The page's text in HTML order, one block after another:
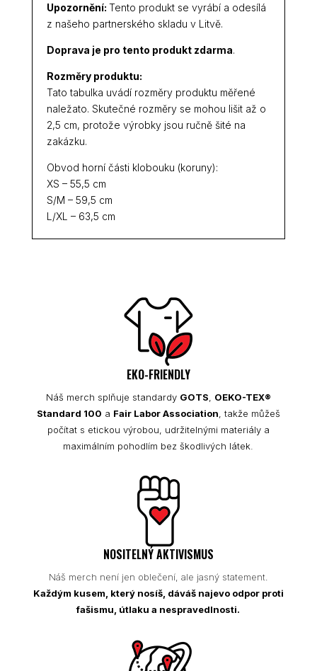
Upozornění: Tento produkt se vyrábí a odesílá
z našeho partnerského skladu v Litvě.
Doprava je pro tento produkt zdarma.
Rozměry produktu:
Tato tabulka uvádí rozměry produktu měřené
naležato. Skutečné rozměry se mohou lišit až o
2,5 cm, protože výrobky jsou ručně šité na
zakázku.
Obvod horní části klobouku (koruny):
XS – 55,5 cm
S/M – 59,5 cm
L/XL – 63,5 cm
EKO-FRIENDLY
Náš merch splňuje standardy GOTS
OEKO-TEX®
Standard 100 a Fair Labor Association , takže můžeš
počítat s etickou výrobou, udržitelnými materiály a
maximálním pohodlím bez škodlivých látek.
NOSITELNÝ AKTIVISMUS
Náš merch není jen oblečení, ale jasný statement.
Každým kusem, který nosíš, dáváš najevo odpor proti
fašismu, útlaku a nespravedlnosti.